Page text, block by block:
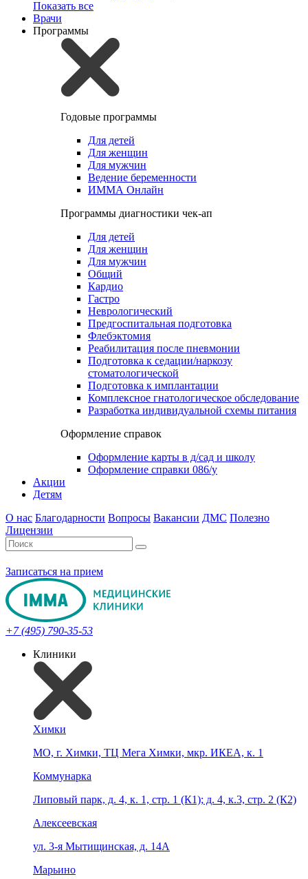
Показать все
Врачи
Программы
Годовые программы
Для детей
Для женщин
Для мужчин
Ведение беременности
ИММА Онлайн
Программы диагностики чек-ап
Для детей
Для женщин
Для мужчин
Общий
Кардио
Гастро
Неврологический
Предгоспитальная подготовка
Флебэктомия
Реабилитация после пневмонии
Подготовка к седации/наркозу
стоматологической
Подготовка к имплантации
Комплексное гнатологическое обследование
Разработка индивидуальной схемы питания
Оформление справок
Оформление карты в д/сад и школу
Оформление справки 086/у
Акции
Детям
О нас Благодарности Вопросы Вакансии ДМС Полезно
Лицензии
Записаться на прием
+7 (495) 790-35-53
Клиники
Химки
МО, г. Химки, ТЦ Мега Химки, мкр. ИКЕА, к. 1
Коммунарка
Липовый парк, д. 4, к. 1, стр. 1 (К1); д. 4, к.3, стр. 2 (К2)
Алексеевская
ул. 3-я Мытищинская, д. 14А
Марьино